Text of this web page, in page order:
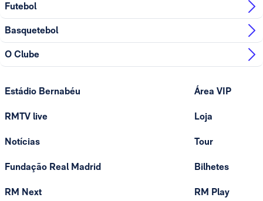
Futebol
Basquetebol
O Clube
Estádio Bernabéu
RMTV live
Notícias
Fundação Real Madrid
RM Next
Área VIP
Loja
Tour
Bilhetes
RM Play